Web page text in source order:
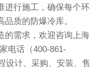
进行施工，确保每个环
质的防爆冷库。
需求，欢迎咨询上海
电话（400-861-
设计、采购、安装、售